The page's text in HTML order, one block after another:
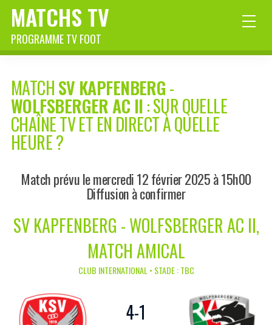
MATCHS TV
PROGRAMME TV FOOT
MATCHSV KAPFENBERG-
WOLFSBERGER AC II: SUR QUELLE
CHAÎNE TV ET EN DIRECT À QUELLE
HEURE ?
Match prévu le mercredi 12 février 2025 à 15h00
Diffusion à confirmer
SV KAPFENBERG - WOLFSBERGER AC II,
MATCH AMICAL
CLUB INTERNATIONAL • STADE : TBC
4-1